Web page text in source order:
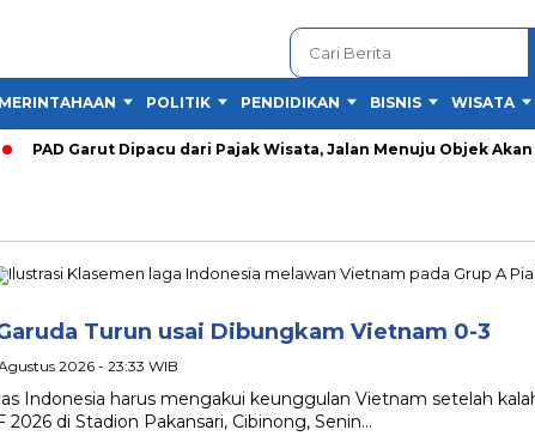
POLITIK PENDIDIKAN BISNIS WISATA
PAD Garut Dipacu dari Pajak Wisata, Jalan Menuju Objek Akan
Turun usai Dibungkam Vietnam 0-3
2026 - 23:33 WIB
Indonesia harus mengakui keunggulan Vietnam setelah
2026 di Stadion Pakansari, Cibinong, Senin…